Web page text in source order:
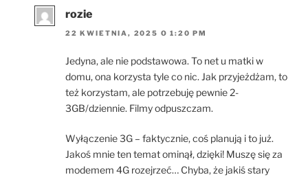
rozie
22 KWIETNIA, 2025 O 1:20 PM
Jedyna, ale nie podstawowa. To net u matki w
domu, ona korzysta tyle co nic. Jak przyjeżdżam, to
też korzystam, ale potrzebuję pewnie 2-
3GB/dziennie. Filmy odpuszczam.
Wyłączenie 3G – faktycznie, coś planują i to już.
Jakoś mnie ten temat ominął, dzięki! Muszę się za
modemem 4G rozejrzeć… Chyba, że jakiś stary